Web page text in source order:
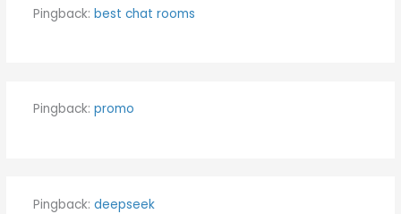
Pingback: best chat rooms
Pingback: promo
Pingback: deepseek